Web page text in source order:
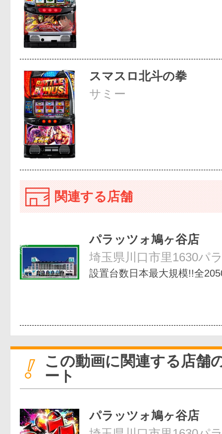
スマスロ北斗の拳
サミー
関連する店舗
パラッツォ鳩ヶ谷店
埼玉県川口市里1630パ
設置台数日本最大規模!!全
この動画に関連する店舗
ート
パラッツォ鳩ヶ谷店